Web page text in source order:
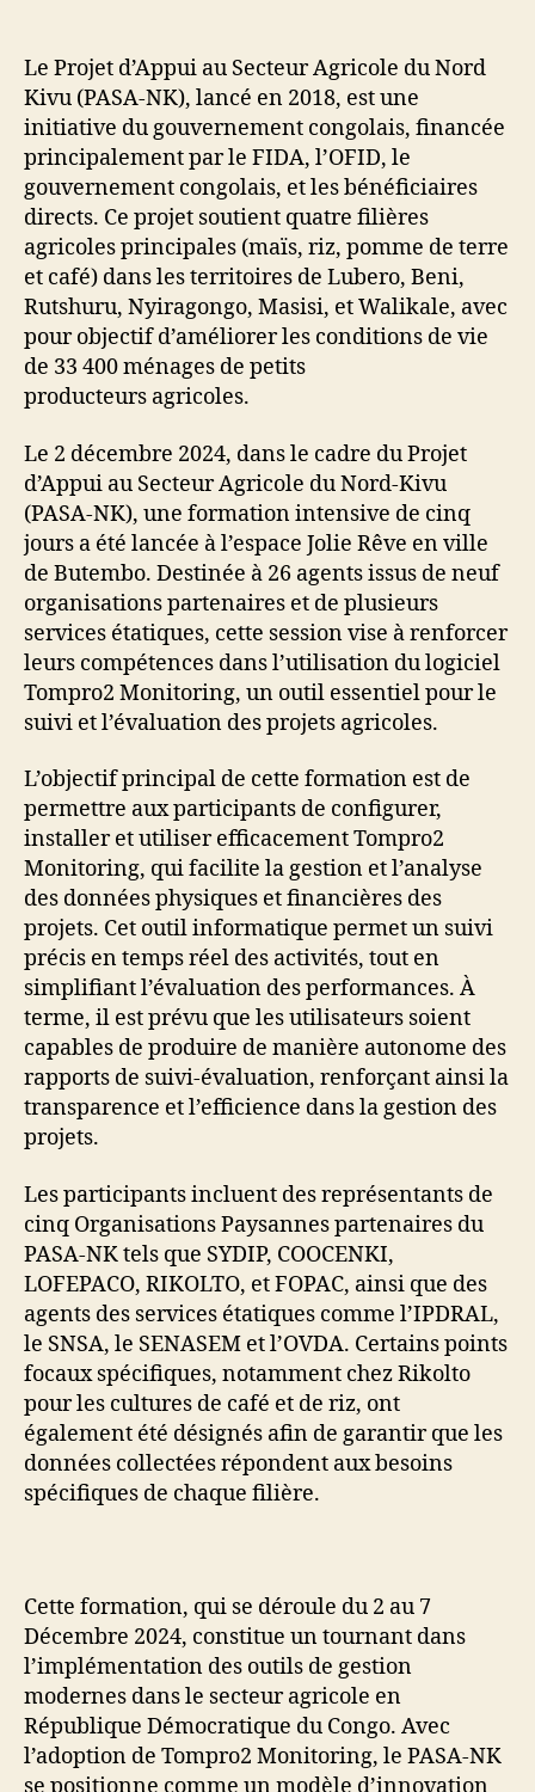
Le Projet d’Appui au Secteur Agricole du Nord
Kivu (PASA-NK), lancé en 2018, est une
initiative du gouvernement congolais, financée
principalement par le FIDA, l’OFID, le
gouvernement congolais, et les bénéficiaires
directs. Ce projet soutient quatre filières
agricoles principales (maïs, riz, pomme de terre
et café) dans les territoires de Lubero, Beni,
Rutshuru, Nyiragongo, Masisi, et Walikale, avec
pour objectif d’améliorer les conditions de vie
de 33 400 ménages de petits
producteurs agricoles.
Le 2 décembre 2024, dans le cadre du Projet
d’Appui au Secteur Agricole du Nord-Kivu
(PASA-NK), une formation intensive de cinq
jours a été lancée à l’espace Jolie Rêve en ville
de Butembo. Destinée à 26 agents issus de neuf
organisations partenaires et de plusieurs
services étatiques, cette session vise à renforcer
leurs compétences dans l’utilisation du logiciel
Tompro2 Monitoring, un outil essentiel pour le
suivi et l’évaluation des projets agricoles.
L’objectif principal de cette formation est de
permettre aux participants de configurer,
installer et utiliser efficacement Tompro2
Monitoring, qui facilite la gestion et l’analyse
des données physiques et financières des
projets. Cet outil informatique permet un suivi
précis en temps réel des activités, tout en
simplifiant l’évaluation des performances. À
terme, il est prévu que les utilisateurs soient
capables de produire de manière autonome des
rapports de suivi-évaluation, renforçant ainsi la
transparence et l’efficience dans la gestion des
projets.
Les participants incluent des représentants de
cinq Organisations Paysannes partenaires du
PASA-NK tels que SYDIP, COOCENKI,
LOFEPACO, RIKOLTO, et FOPAC, ainsi que des
agents des services étatiques comme l’IPDRAL,
le SNSA, le SENASEM et l’OVDA. Certains points
focaux spécifiques, notamment chez Rikolto
pour les cultures de café et de riz, ont
également été désignés afin de garantir que les
données collectées répondent aux besoins
spécifiques de chaque filière.
Cette formation, qui se déroule du 2 au 7
Décembre 2024, constitue un tournant dans
l’implémentation des outils de gestion
modernes dans le secteur agricole en
République Démocratique du Congo. Avec
l’adoption de Tompro2 Monitoring, le PASA-NK
se positionne comme un modèle d’innovation